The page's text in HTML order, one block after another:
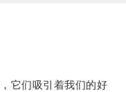
它们吸引着我们的好